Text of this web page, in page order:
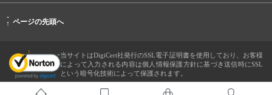
-
↑ ページの先頭へ
当サイトはDigiCert社発行のSSL電子証明書を使用しており、お客様
によって入力される内容は個人情報保護方針に基づき送信時にSSL
という暗号化技術によって保護されます。